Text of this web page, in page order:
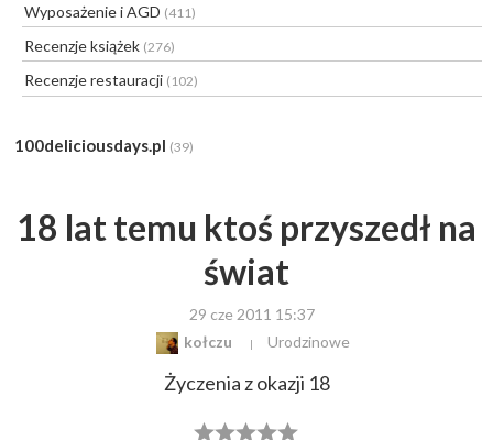
Wyposażenie i AGD (411)
Recenzje książek (276)
Recenzje restauracji (102)
100deliciousdays.pl (39)
18 lat temu ktoś przyszedł na
świat
29 cze 2011 15:37
kołczu
Urodzinowe
Życzenia z okazji 18